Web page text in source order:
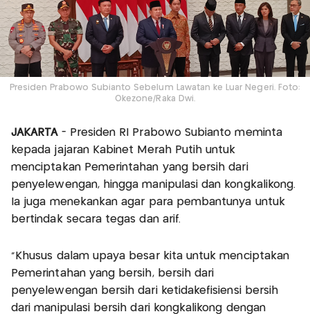
Presiden Prabowo Subianto Sebelum Lawatan ke Luar Negeri. Foto:
Okezone/Raka Dwi.
JAKARTA - Presiden RI Prabowo Subianto meminta
kepada jajaran Kabinet Merah Putih untuk
menciptakan Pemerintahan yang bersih dari
penyelewengan, hingga manipulasi dan kongkalikong.
Ia juga menekankan agar para pembantunya untuk
bertindak secara tegas dan arif.
"Khusus dalam upaya besar kita untuk menciptakan
Pemerintahan yang bersih, bersih dari
penyelewengan bersih dari ketidakefisiensi bersih
dari manipulasi bersih dari kongkalikong dengan